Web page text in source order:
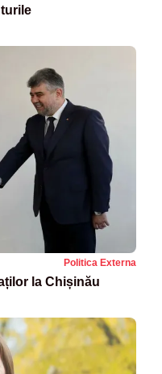
Politica Externa
la Chișinău